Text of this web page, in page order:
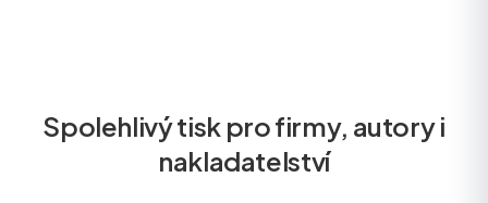
Spolehlivý tisk pro firmy, autory i
nakladatelství